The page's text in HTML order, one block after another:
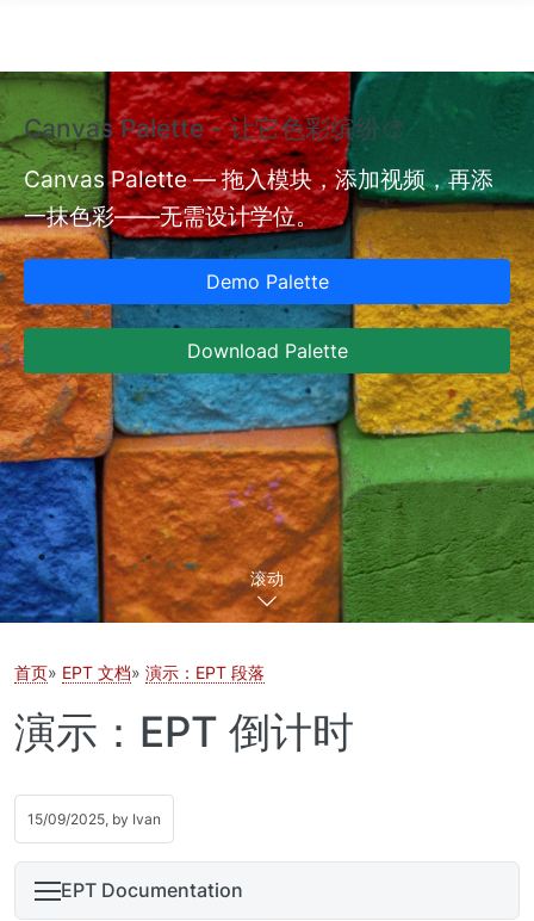
Canvas Palette - 让它色彩缤纷🎨
Canvas Palette — 拖入模块，添加视频，再添
一抹色彩——无需设计学位。
Demo Palette
Download Palette
滚动
首页 EPT 文档 演示：EPT 段落
演示：EPT 倒计时
15/09/2025, by Ivan
EPT Documentation